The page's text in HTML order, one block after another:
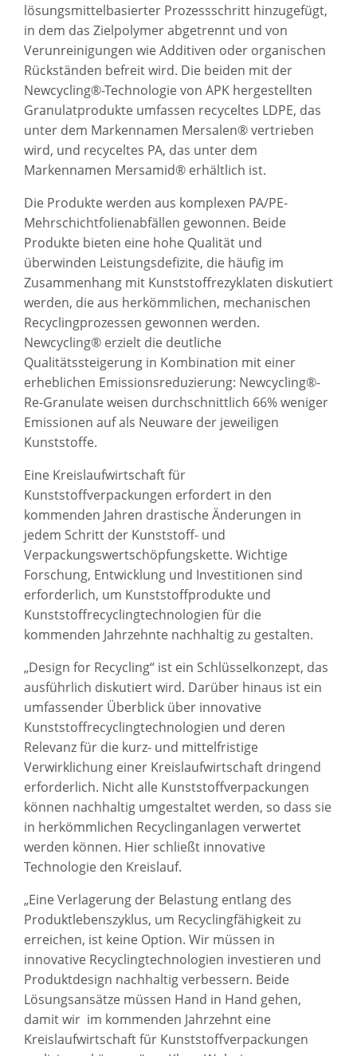
lösungsmittelbasierter Prozessschritt hinzugefügt,
in dem das Zielpolymer abgetrennt und von
Verunreinigungen wie Additiven oder organischen
Rückständen befreit wird. Die beiden mit der
Newcycling®-Technologie von APK hergestellten
Granulatprodukte umfassen recyceltes LDPE, das
unter dem Markennamen Mersalen® vertrieben
wird, und recyceltes PA, das unter dem
Markennamen Mersamid® erhältlich ist.
Die Produkte werden aus komplexen PA/PE-
Mehrschichtfolienabfällen gewonnen. Beide
Produkte bieten eine hohe Qualität und
überwinden Leistungsdefizite, die häufig im
Zusammenhang mit Kunststoffrezyklaten diskutiert
werden, die aus herkömmlichen, mechanischen
Recyclingprozessen gewonnen werden.
Newcycling® erzielt die deutliche
Qualitätssteigerung in Kombination mit einer
erheblichen Emissionsreduzierung: Newcycling®-
Re-Granulate weisen durchschnittlich 66% weniger
Emissionen auf als Neuware der jeweiligen
Kunststoffe.
Eine Kreislaufwirtschaft für
Kunststoffverpackungen erfordert in den
kommenden Jahren drastische Änderungen in
jedem Schritt der Kunststoff- und
Verpackungswertschöpfungskette. Wichtige
Forschung, Entwicklung und Investitionen sind
erforderlich, um Kunststoffprodukte und
Kunststoffrecyclingtechnologien für die
kommenden Jahrzehnte nachhaltig zu gestalten.
„Design for Recycling“ ist ein Schlüsselkonzept, das
ausführlich diskutiert wird. Darüber hinaus ist ein
umfassender Überblick über innovative
Kunststoffrecyclingtechnologien und deren
Relevanz für die kurz- und mittelfristige
Verwirklichung einer Kreislaufwirtschaft dringend
erforderlich. Nicht alle Kunststoffverpackungen
können nachhaltig umgestaltet werden, so dass sie
in herkömmlichen Recyclinganlagen verwertet
werden können. Hier schließt innovative
Technologie den Kreislauf.
„Eine Verlagerung der Belastung entlang des
Produktlebenszyklus, um Recyclingfähigkeit zu
erreichen, ist keine Option. Wir müssen in
innovative Recyclingtechnologien investieren und
Produktdesign nachhaltig verbessern. Beide
Lösungsansätze müssen Hand in Hand gehen,
damit wir im kommenden Jahrzehnt eine
Kreislaufwirtschaft für Kunststoffverpackungen